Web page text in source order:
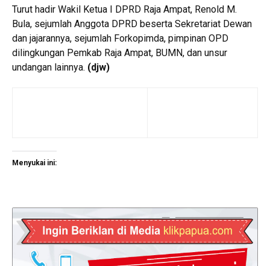
Turut hadir Wakil Ketua I DPRD Raja Ampat, Renold M.
Bula, sejumlah Anggota DPRD beserta Sekretariat Dewan
dan jajarannya, sejumlah Forkopimda, pimpinan OPD
dilingkungan Pemkab Raja Ampat, BUMN, dan unsur
undangan lainnya. (djw)
Menyukai ini: